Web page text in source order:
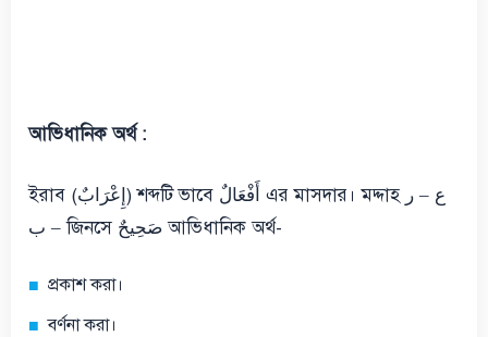
আভিধানিক অর্থ :
ইরাব (إِعْرَابٌ) শব্দটি ভাবে أَفْعَالٌ এর মাসদার। মদ্দাহ ع – ر
– ب জিনসে صَحِيحٌ আভিধানিক অর্থ-
প্রকাশ করা।
বর্ণনা করা।